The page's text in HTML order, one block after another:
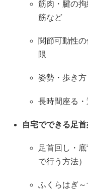
筋肉・腱の
筋など
関節可動性
限
姿勢・歩き
長時間座る
自宅でできる足
足首回し・
で行う方法）
ふくらはぎ